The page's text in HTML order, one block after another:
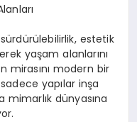
estetik
yaşam alanlarını
mirasını modern bir
yapılar inşa
mimarlık dünyasına